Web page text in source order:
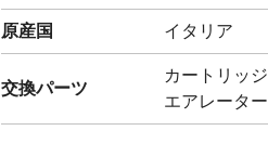
原産国 イタリア
交換パーツ
カートリッジ
エアレーター